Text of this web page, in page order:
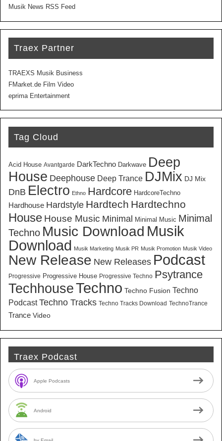
Musik News RSS Feed
Traex Partner
TRAEXS Musik Business
FMarket.de Film Video
eprima Entertainment
Tag Cloud
Acid House Avantgarde DarkTechno Darkwave Deep
House Deephouse Deep Trance DJMix DJ Mix
DnB Electro Ethno Hardcore HardcoreTechno
Hardhouse Hardstyle Hardtech Hardtechno
House House Music Minimal Minimal Music Minimal
Techno Music Download Musik
Download
Musik Marketing Musik PR Musik Promotion Musik Video
New Release New Releases Podcast
Progressive Progressive House Progressive Techno Psytrance
TechhouseTechno Techno Fusion Techno
Podcast Techno Tracks Techno Tracks Download TechnoTrance
Trance Video
Traex Podcast
Apple Podcasts
Android